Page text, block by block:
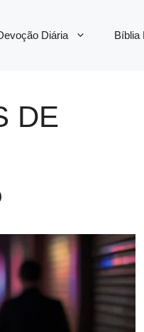
Diária Bíblia
DE